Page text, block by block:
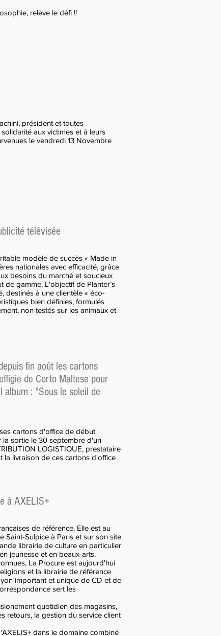
relève le défi !!
président et toutes
aux victimes et à leurs
le vendredi 13 Novembre
télévisée
modèle de succès « Made in
nationales avec efficacité, grâce
besoins du marché et soucieux
de gamme. L'objectif de Planter’s
destinés à une clientèle « éco-
bien définies, formulés
non testés sur les animaux et
fin août les cartons
de Corto Maltese pour
: "Sous le soleil de
cartons d'office de début
sortie le 30 septembre d'un
LOGISTIQUE, prestataire
livraison de ces cartons d'office
à AXELIS+
de référence. Elle est au
Saint-Sulpice à Paris et sur son site
librairie de culture en particulier
jeunesse et en beaux-arts.
La Procure est aujourd'hui
et la librairie de référence
important et unique de CD et de
sert les
quotidien des magasins,
retours, la gestion du service client
dans le domaine combiné